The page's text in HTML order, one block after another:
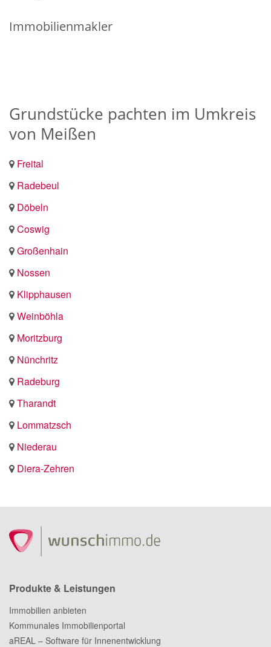
Immobilienmakler
Grundstücke pachten im Umkreis
von Meißen
Freital
Radebeul
Döbeln
Coswig
Großenhain
Nossen
Klipphausen
Weinböhla
Moritzburg
Nünchritz
Radeburg
Tharandt
Lommatzsch
Niederau
Diera-Zehren
Produkte & Leistungen
Immobilien anbieten
Kommunales Immobilienportal
aREAL – Software für Innenentwicklung